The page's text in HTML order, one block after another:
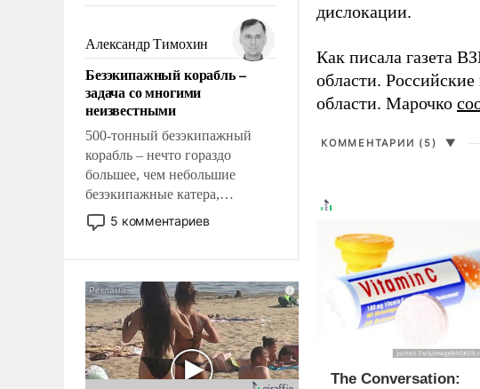
чем она отличается от просто
образованных людей. Иногда
казалось, что эти вопросы
решены раз и навсегда, но –
нет, не решены.
Александр Тимохин
Безэкипажный корабль –
задача со многими
неизвестными
500-тонный безэкипажный
корабль – нечто гораздо
большее, чем небольшие
безэкипажные катера,
применение которых уже
стало обыденностью. Задача по
и ее реализация радикально
поднимет наши боевые
возможности.
5 комментариев
дислокации.
Как писала газета
области. Российские
области. Марочко
КОММЕНТАРИИ (5) ▼
The Conversation: